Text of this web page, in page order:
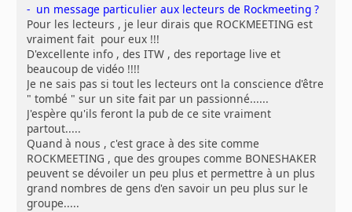
- un message particulier aux lecteurs de Rockmeeting ?
Pour les lecteurs , je leur dirais que ROCKMEETING est
vraiment fait pour eux !!!
D'excellente info , des ITW , des reportage live et
beaucoup de vidéo !!!!
Je ne sais pas si tout les lecteurs ont la conscience d'être
" tombé " sur un site fait par un passionné......
J'espère qu'ils feront la pub de ce site vraiment
partout.....
Quand à nous , c'est grace à des site comme
ROCKMEETING , que des groupes comme BONESHAKER
peuvent se dévoiler un peu plus et permettre à un plus
grand nombres de gens d'en savoir un peu plus sur le
groupe.....